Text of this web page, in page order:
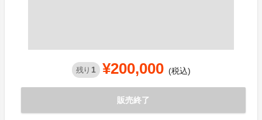
残り 1 ¥200,000 (税込)
販売終了